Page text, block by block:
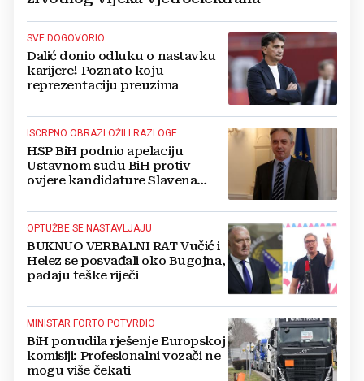
SVE DOGOVORIO
Dalić donio odluku o nastavku
karijere! Poznato koju
reprezentaciju preuzima
ISCRPNO OBRAZLOŽILI RAZLOGE
HSP BiH podnio apelaciju
Ustavnom sudu BiH protiv
ovjere kandidature Slavena
OPTUŽBE SE NASTAVLJAJU
BUKNUO VERBALNI RAT Vučić i
Helez se posvađali oko Bugojna,
padaju teške riječi
MINISTAR FORTO POTVRDIO
BiH ponudila rješenje Europskoj
komisiji: Profesionalni vozači ne
mogu više čekati